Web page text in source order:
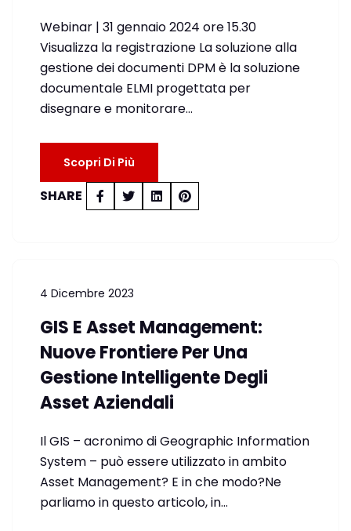
Webinar | 31 gennaio 2024 ore 15.30
Visualizza la registrazione La soluzione alla
gestione dei documenti DPM è la soluzione
documentale ELMI progettata per
disegnare e monitorare…
Scopri Di Più
SHARE
4 Dicembre 2023
GIS E Asset Management:
Nuove Frontiere Per Una
Gestione Intelligente Degli
Asset Aziendali
Il GIS – acronimo di Geographic Information
System – può essere utilizzato in ambito
Asset Management? E in che modo?Ne
parliamo in questo articolo, in…